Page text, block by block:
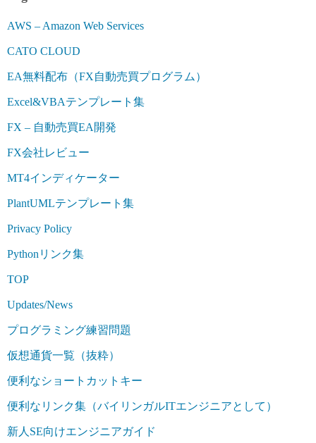
AWS – Amazon Web Services
CATO CLOUD
EA無料配布（FX自動売買プログラム）
Excel&VBAテンプレート集
FX – 自動売買EA開発
FX会社レビュー
MT4インディケーター
PlantUMLテンプレート集
Privacy Policy
Pythonリンク集
TOP
Updates/News
プログラミング練習問題
仮想通貨一覧（抜粋）
便利なショートカットキー
便利なリンク集（バイリンガルITエンジニアとして）
新人SE向けエンジニアガイド